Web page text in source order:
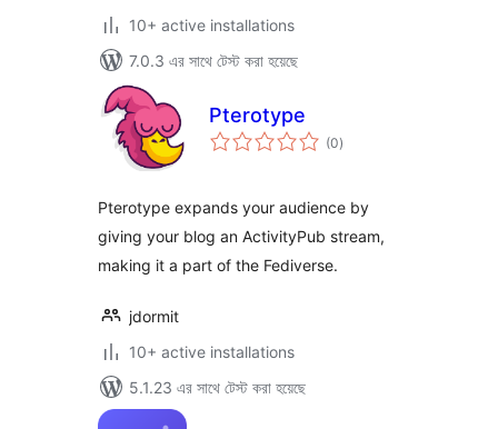
10+ active installations
7.0.3 এর সাথে টেস্ট করা হয়েছে
Pterotype
(0total
ratings
)
Pterotype expands your audience by
giving your blog an ActivityPub stream,
making it a part of the Fediverse.
jdormit
10+ active installations
5.1.23 এর সাথে টেস্ট করা হয়েছে